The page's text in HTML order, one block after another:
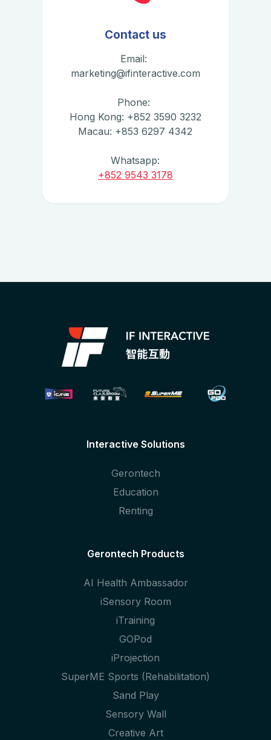
Contact us
Email:
marketing@ifinteractive.com
Phone:
Hong Kong: +852 3590 3232
Macau: +853 6297 4342
Whatsapp:
+852 9543 3178
Interactive Solutions
Gerontech
Education
Renting
Gerontech Products
AI Health Ambassador
iSensory Room
iTraining
GOPod
iProjection
SuperME Sports (Rehabilitation)
Sand Play
Sensory Wall
Creative Art